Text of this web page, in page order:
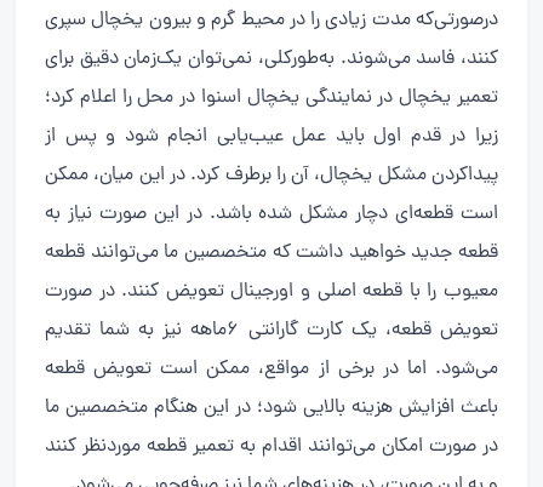
درصورتی‌که مدت زیادی را در محیط گرم و بیرون یخچال سپری
کنند، فاسد می‌شوند. به‌طورکلی، نمی‌توان یک‌زمان دقیق برای
تعمیر یخچال در نمایندگی یخچال اسنوا در محل را اعلام کرد؛
زیرا در قدم اول باید عمل عیب‌یابی انجام شود و پس از
پیداکردن مشکل یخچال، آن را برطرف کرد. در این میان، ممکن
است قطعه‌ای دچار مشکل شده باشد. در این صورت نیاز به
قطعه جدید خواهید داشت که متخصصین ما می‌توانند قطعه
معیوب را با قطعه اصلی و اورجینال تعویض کنند. در صورت
تعویض قطعه، یک کارت گارانتی ۶ماهه نیز به شما تقدیم
می‌شود. اما در برخی از مواقع، ممکن است تعویض قطعه
باعث افزایش هزینه بالایی شود؛ در این هنگام متخصصین ما
در صورت امکان می‌توانند اقدام به تعمیر قطعه موردنظر کنند